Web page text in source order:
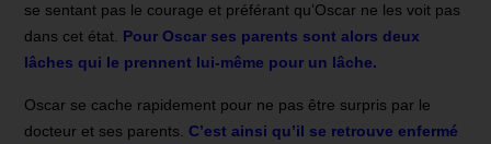
se sentant pas le courage et préférant qu’Oscar ne les voit pas
dans cet état. Pour Oscar ses parents sont alors deux
lâches qui le prennent lui-même pour un lâche.
Oscar se cache rapidement pour ne pas être surpris par le
docteur et ses parents. C’est ainsi qu’il se retrouve enfermé